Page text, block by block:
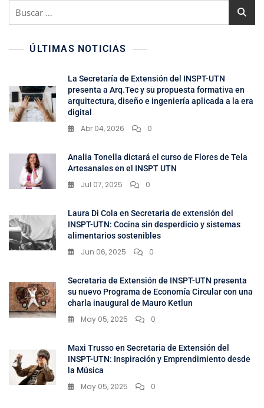
ÚLTIMAS NOTICIAS
La Secretaría de Extensión del INSPT-UTN
presenta a Arq.Tec y su propuesta formativa en
arquitectura, diseño e ingeniería aplicada a la era
digital
Abr 04, 2026 0
Analia Tonella dictará el curso de Flores de Tela
Artesanales en el INSPT UTN
Jul 07, 2025 0
Laura Di Cola en Secretaria de extensión del
INSPT-UTN: Cocina sin desperdicio y sistemas
alimentarios sostenibles
Jun 06, 2025 0
Secretaria de Extensión de INSPT-UTN presenta
su nuevo Programa de Economía Circular con una
charla inaugural de Mauro Ketlun
May 05, 2025 0
Maxi Trusso en Secretaria de Extensión del
INSPT-UTN: Inspiración y Emprendimiento desde
la Música
May 05, 2025 0